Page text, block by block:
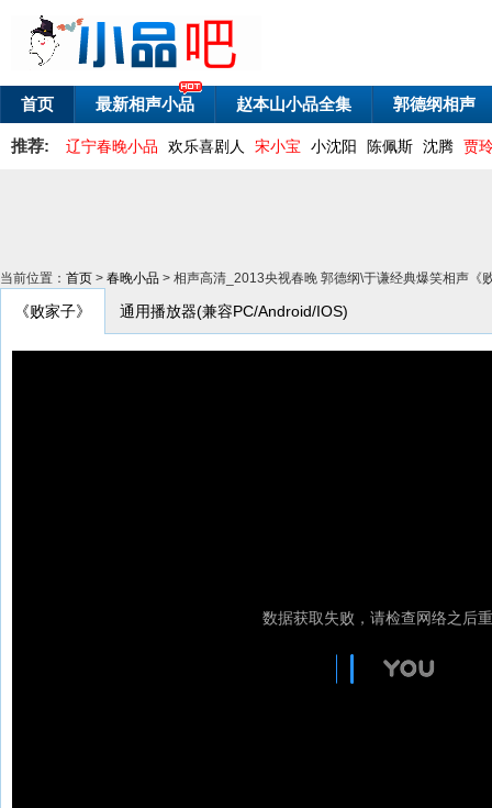
首页 最新相声小品 赵本山小品全集 郭德纲相声
推荐: 辽宁春晚小品 欢乐喜剧人 宋小宝 小沈阳 陈佩斯 沈腾 贾
当前位置： 首页 > 春晚小品 > 相声高清_2013央视春晚 郭德纲\于谦经典爆笑相声《
《败家子》 通用播放器(兼容PC/Android/IOS)